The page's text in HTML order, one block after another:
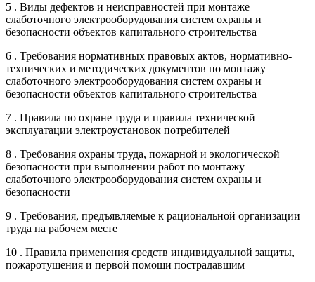
5 . Виды дефектов и неисправностей при монтаже
слаботочного электрооборудования систем охраны и
безопасности объектов капитального строительства
6 . Требования нормативных правовых актов, нормативно-
технических и методических документов по монтажу
слаботочного электрооборудования систем охраны и
безопасности объектов капитального строительства
7 . Правила по охране труда и правила технической
эксплуатации электроустановок потребителей
8 . Требования охраны труда, пожарной и экологической
безопасности при выполнении работ по монтажу
слаботочного электрооборудования систем охраны и
безопасности
9 . Требования, предъявляемые к рациональной организации
труда на рабочем месте
10 . Правила применения средств индивидуальной защиты,
пожаротушения и первой помощи пострадавшим